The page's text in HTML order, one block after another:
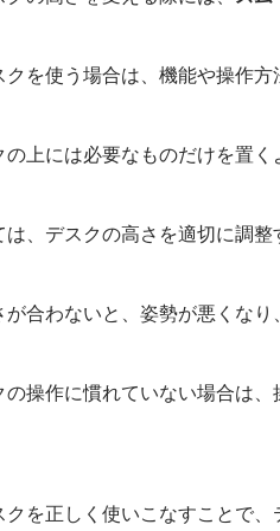
クを使う場合は、機能や操作
の上には必要なものだけを置
は、デスクの高さを適切に調
が合わないと、姿勢が悪くな
の操作に慣れていない場合は
クを正しく使いこなすことで